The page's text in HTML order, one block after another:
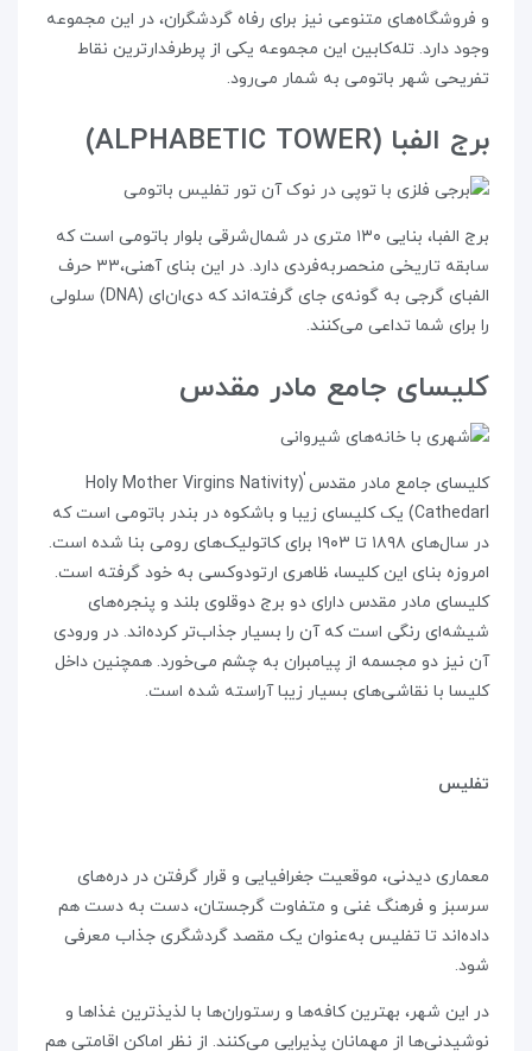
و فروشگاه‌های متنوعی نیز برای رفاه گردشگران، در این مجموعه
وجود دارد. تله‌کابین این مجموعه یکی از پرطرفدارترین نقاط
تفریحی شهر باتومی به شمار می‌رود.
برج الفبا (ALPHABETIC TOWER)
برج الفبا، بنایی ۱۳۰ متری در شمال‌شرقی بلوار باتومی است که
سابقه تاریخی منحصر‌به‌فردی دارد. در این بنای آهنی،‌۳۳ حرف
الفبای گرجی به گونه‌ی جای گرفته‌اند که دی‌ان‌ای (DNA) سلولی
را برای شما تداعی می‌کنند.
کلیسای جامع مادر مقدس
کلیسای جامع مادر مقدس ٰ(Holy Mother Virgins Nativity
Cathedarl) یک کلیسای زیبا و باشکوه در بندر باتومی است که
در سال‌های ۱۸۹۸ تا ۱۹۰۳ برای کاتولیک‌های رومی بنا شده است.
امروزه بنای این کلیسا، ظاهری ارتودوکسی به خود گرفته است.
کلیسای مادر مقدس دارای دو برج دوقلوی بلند و پنجره‌های
شیشه‌ای رنگی است که آن را بسیار جذاب‌تر کرده‌اند. در ورودی
آن نیز دو مجسمه از پیامبران به چشم می‌خورد. همچنین داخل
کلیسا با نقاشی‌های بسیار زیبا آراسته شده است.
تفلیس
معماری دیدنی، موقعیت جغرافیایی و قرار گرفتن در دره‌های
سرسبز و فرهنگ غنی و متفاوت گرجستان، دست به دست هم
داده‌اند تا تفلیس به‌عنوان یک مقصد گردشگری جذاب معرفی
شود.
در این شهر، بهترین کافه‌ها و رستوران‌ها با لذیذترین غذاها و
نوشیدنی‌ها از مهمانان پذیرایی می‌کنند. از نظر اماکن اقامتی هم